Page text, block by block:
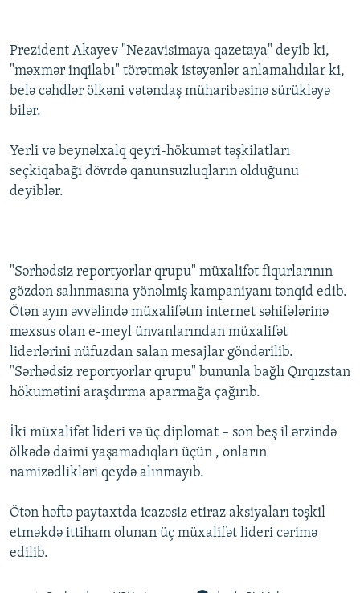
Prezident Akayev "Nezavisimaya qazetaya" deyib ki,
"məxmər inqilabı" törətmək istəyənlər anlamalıdılar ki,
belə cəhdlər ölkəni vətəndaş müharibəsinə sürükləyə
bilər.
Yerli və beynəlxalq qeyri-hökumət təşkilatları
seçkiqabağı dövrdə qanunsuzluqların olduğunu
deyiblər.
"Sərhədsiz reportyorlar qrupu" müxalifət fiqurlarının
gözdən salınmasına yönəlmiş kampaniyanı tənqid edib.
Ötən ayın əvvəlində müxalifətın internet səhifələrinə
məxsus olan e-meyl ünvanlarından müxalifət
liderlərini nüfuzdan salan mesajlar göndərilib.
"Sərhədsiz reportyorlar qrupu" bununla bağlı Qırqızstan
hökumətini araşdırma aparmağa çağırıb.
İki müxalifət lideri və üç diplomat – son beş il ərzində
ölkədə daimi yaşamadıqları üçün , onların
namizədlikləri qeydə alınmayıb.
Ötən həftə paytaxtda icazəsiz etiraz aksiyaları təşkil
etməkdə ittiham olunan üç müxalifət lideri cərimə
edilib.